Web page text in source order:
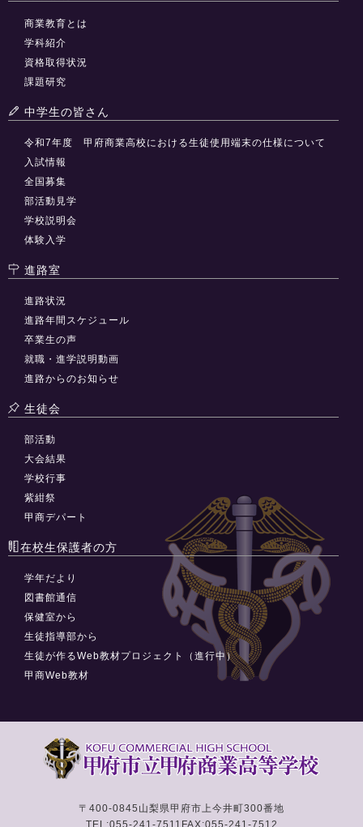
商業教育とは
学科紹介
資格取得状況
課題研究
中学生の皆さん
令和7年度 甲府商業高校における生徒使用端末の仕様について
入試情報
全国募集
部活動見学
学校説明会
体験入学
進路室
進路状況
進路年間スケジュール
卒業生の声
就職・進学説明動画
進路からのお知らせ
生徒会
部活動
大会結果
学校行事
紫紺祭
甲商デパート
在校生保護者の方
学年だより
図書館通信
保健室から
生徒指導部から
生徒が作るWeb教材プロジェクト（進行中）
甲商Web教材
〒400-0845 山梨県甲府市上今井町300番地
TEL:055-241-7511 FAX:055-241-7512